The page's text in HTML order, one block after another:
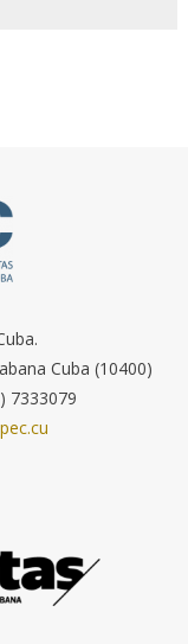
Cuba (10400)
7333079